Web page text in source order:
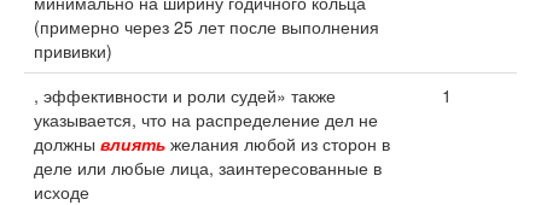
(примерно через 25 лет после выполнения
прививки)
, эффективности и роли судей» также
указывается, что на распределение дел не
должны влиять желания любой из сторон в
деле или любые лица, заинтересованные в
исходе
1